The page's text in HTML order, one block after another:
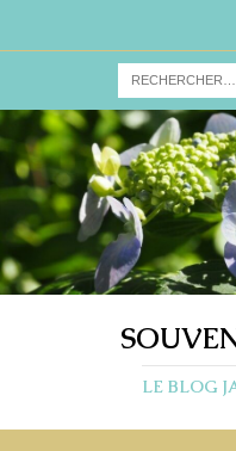
LE BLOG